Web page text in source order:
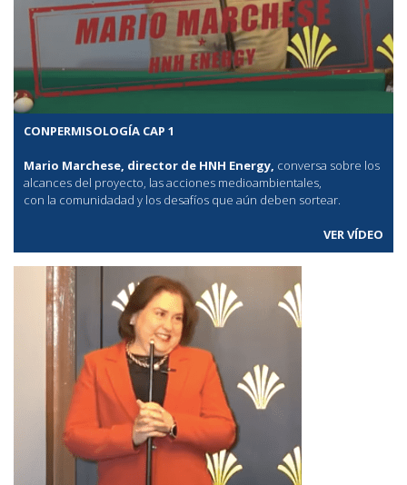
CONPERMISOLOGÍA CAP 1
Mario Marchese, director de HNH Energy, conversa sobre los
alcances del proyecto, las acciones medioambientales,
con la comunidadad y los desafíos que aún deben sortear.
VER VÍDEO